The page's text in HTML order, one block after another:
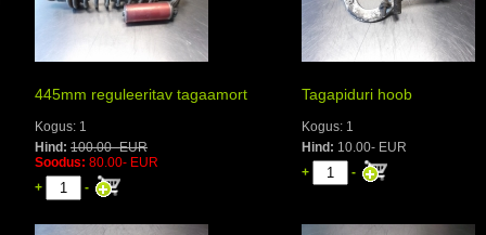
445mm reguleeritav tagaamort
Kogus: 1
Hind: 100.00- EUR
Soodus: 80.00- EUR
+
-
Tagapiduri hoob
Kogus: 1
Hind: 10.00- EUR
+
-